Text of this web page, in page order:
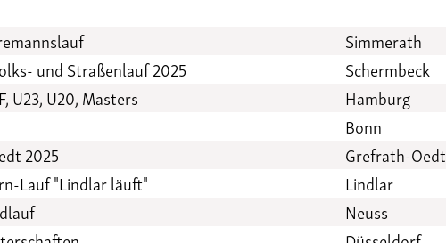
Simmerath
und Straßenlauf 2025
Schermbeck
U23, U20, Masters
Hamburg
Bonn
2025
Grefrath-Oedt
Lauf "Lindlar läuft"
Lindlar
Neuss